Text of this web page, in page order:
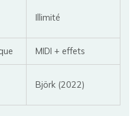
Illimité
MIDI + effets
Björk (2022)